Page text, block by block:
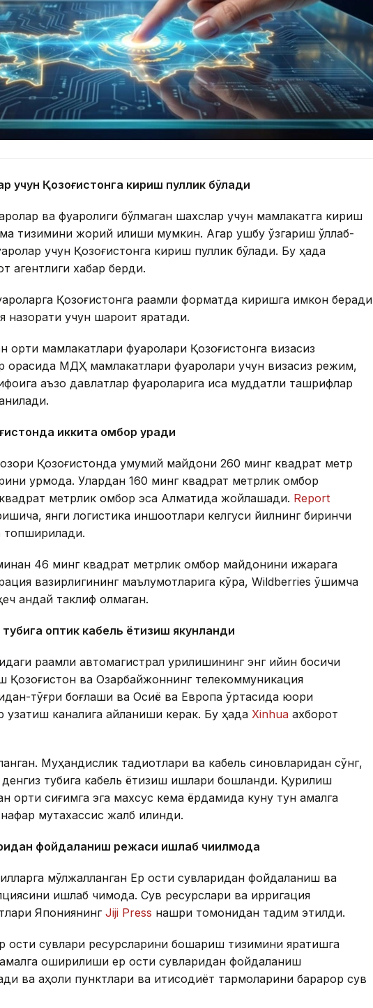
учун Қозоғистонга кириш пуллик бўлади
ва фуқаролиги бўлмаган шахслар учун мамлакатга кириш
тизимини жорий қилиши мумкин. Агар ушбу ўзгариш қўллаб-
учун Қозоғистонга кириш пуллик бўлади. Бу ҳақда
агентлиги хабар берди.
Қозоғистонга рақамли форматда киришга имкон беради
назорати учун шароит яратади.
мамлакатлари фуқаролари Қозоғистонга визасиз
МДҲ мамлакатлари фуқаролари учун визасиз режим,
аъзо давлатлар фуқароларига қисқа муддатли ташрифлар
иккита омбор қуради
Қозоғистонда умумий майдони 260 минг квадрат метр
қурмоқда. Улардан 160 минг квадрат метрлик омбор
метрлик омбор эса Алматида жойлашади. Report
янги логистика иншоотлари келгуси йилнинг биринчи
топширилади.
46 минг квадрат метрлик омбор майдонини ижарага
вазирлигининг маълумотларига кўра, Wildberries қўшимча
қандай таклиф олмаган.
оптик кабель ётқизиш якунланди
рақамли автомагистрал қурилишининг энг қийин босқичи
Қозоғистон ва Озарбайжоннинг телекоммуникация
тўғри боғлаши ва Осиё ва Европа ўртасида юқори
узатиш каналига айланиши керак. Бу ҳақда Xinhua ахборот
Муҳандислик тадқиқотлари ва кабель синовларидан сўнг,
тубига кабель ётқизиш ишлари бошланди. Қурилиш
ортиқ сиғимга эга махсус кема ёрдамида куну тун амалга
мутахассис жалб қилинди.
фойдаланиш режаси ишлаб чиқилмоқда
мўлжалланган Ер ости сувларидан фойдаланиш ва
ишлаб чиқмоқда. Сув ресурслари ва ирригация
ЯпониянингJiji Press нашри томонидан тақдим этилди.
ости сувлари ресурсларини бошқариш тизимини яратишга
амалга оширилиши ер ости сувларидан фойдаланиш
ва аҳоли пунктлари ва иқтисодиёт тармоқларини барқарор сув